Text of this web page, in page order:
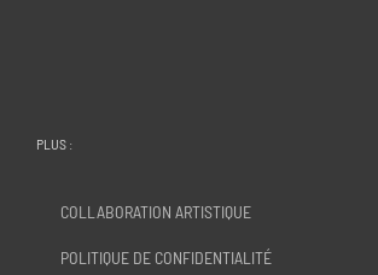
PLUS :
COLLABORATION ARTISTIQUE
POLITIQUE DE CONFIDENTIALITÉ